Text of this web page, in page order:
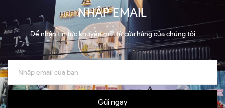
NHẬP EMAIL
Để nhận tin tức khuyến mãi từ cửa hàng của chúng tôi
Gửi ngay